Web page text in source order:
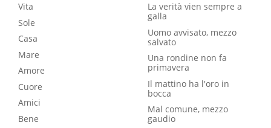
Vita
Sole
Casa
Mare
Amore
Cuore
Amici
Bene
La verità vien sempre a
galla
Uomo avvisato, mezzo
salvato
Una rondine non fa
primavera
Il mattino ha l'oro in
bocca
Mal comune, mezzo
gaudio